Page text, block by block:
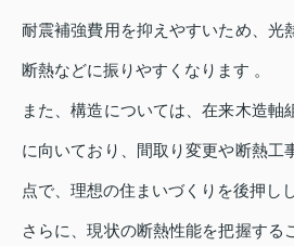
耐震補強費用を抑えやすいため、光
断熱などに振りやすくなります 。
また、構造については、在来木造軸
に向いており、間取り変更や断熱工
点で、理想の住まいづくりを後押し
さらに、現状の断熱性能を把握する